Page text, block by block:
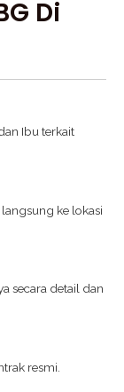
Di
Ibu terkait
ke lokasi
secara detail dan
resmi.